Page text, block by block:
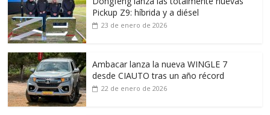
Pickup Z9: híbrida y a diésel
23 de enero de 2026
Ambacar lanza la nueva WINGLE 7
desde CIAUTO tras un año récord
22 de enero de 2026